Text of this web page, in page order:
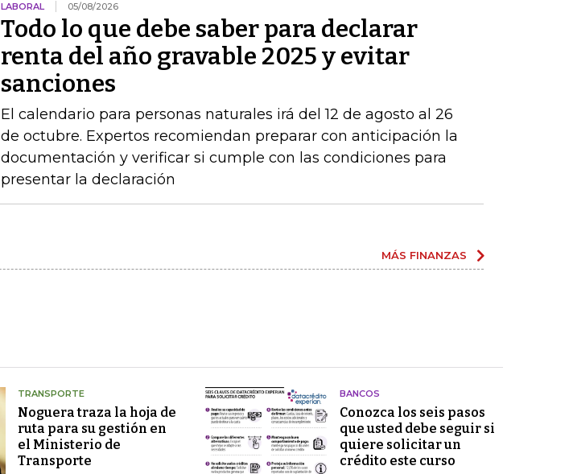
LABORAL 05/08/2026
Todo lo que debe saber para declarar
renta del año gravable 2025 y evitar
sanciones
El calendario para personas naturales irá del 12 de agosto al 26
de octubre. Expertos recomiendan preparar con anticipación la
documentación y verificar si cumple con las condiciones para
presentar la declaración
MÁS FINANZAS
TRANSPORTE
Noguera traza la hoja de
ruta para su gestión en
el Ministerio de
Transporte
BANCOS
Conozca los seis pasos
que usted debe seguir si
quiere solicitar un
crédito este curso